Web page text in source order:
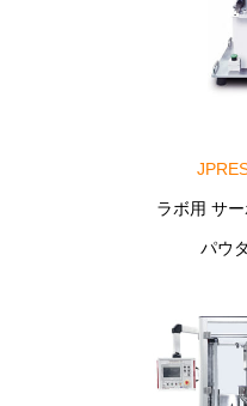
ラボ用 サ
パウ